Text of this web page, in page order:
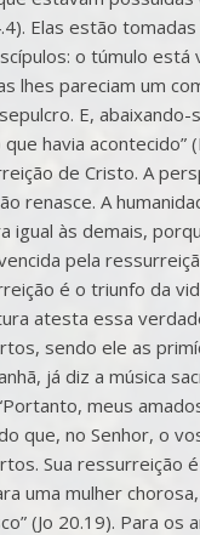
Elas estão
o túmulo está
lhes pareciam um
E,
havia
de Cristo. A
renasce. A
igual às demais,
pela
é o triunfo da
atesta essa
sendo ele as
já diz a música
meus
que, no Senhor, o
Sua ressurreição
uma mulher
(Jo 20.19). Para